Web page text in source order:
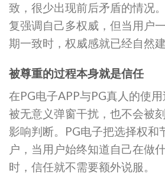
致，很少出现前后矛盾的情况
复强调自己多权威，但当用户
期一致时，权威感就已经自然建
被尊重的过程本身就是信任
在PG电子APP与PG真人的使
被无意义弹窗干扰，也不会被
影响判断。PG电子把选择权和
户，当用户始终知道自己在做
时，信任就不需要额外说服。